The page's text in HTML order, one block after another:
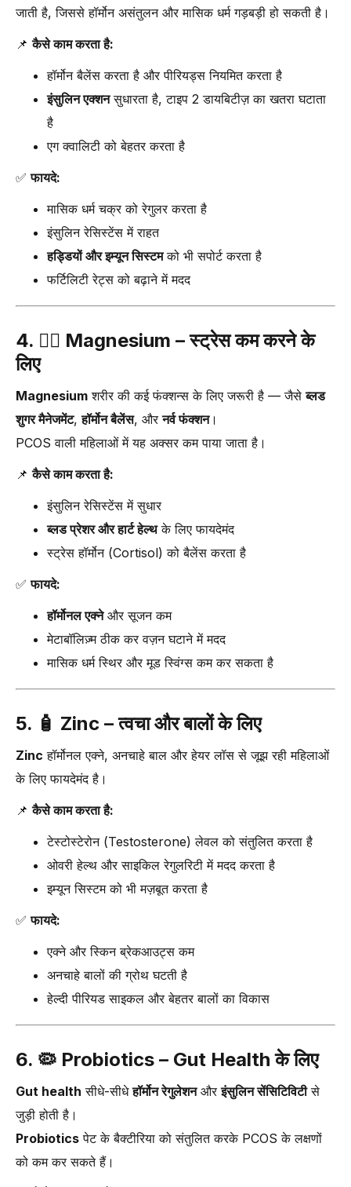
जाती है, जिससे हॉर्मोन असंतुलन और मासिक धर्म गड़बड़ी हो सकती है।
📌कैसे काम करता है:
हॉर्मोन बैलेंस करता है और पीरियड्स नियमित करता है
इंसुलिन एक्शनसुधारता है, टाइप 2 डायबिटीज़ का खतरा घटाता
है
एग क्वालिटी को बेहतर करता है
✅फायदे:
मासिक धर्म चक्र को रेगुलर करता है
इंसुलिन रेसिस्टेंस में राहत
हड्डियों और इम्यून सिस्टमको भी सपोर्ट करता है
फर्टिलिटी रेट्स को बढ़ाने में मदद
4. 🧘‍♀️ Magnesium – स्ट्रेस कम करने के
लिए
Magnesium शरीर की कई फंक्शन्स के लिए जरूरी है — जैसेब्लड
शुगर मैनेजमेंट,हॉर्मोन बैलेंस, औरनर्व फंक्शन।
PCOS वाली महिलाओं में यह अक्सर कम पाया जाता है।
📌कैसे काम करता है:
इंसुलिन रेसिस्टेंस में सुधार
ब्लड प्रेशर और हार्ट हेल्थके लिए फायदेमंद
स्ट्रेस हॉर्मोन (Cortisol) को बैलेंस करता है
✅फायदे:
हॉर्मोनल एक्नेऔर सूजन कम
मेटाबॉलिज़्म ठीक कर वज़न घटाने में मदद
मासिक धर्म स्थिर और मूड स्विंग्स कम कर सकता है
5. 🧴 Zinc – त्वचा और बालों के लिए
Zinc हॉर्मोनल एक्ने, अनचाहे बाल और हेयर लॉस से जूझ रही महिलाओं
के लिए फायदेमंद है।
📌कैसे काम करता है:
टेस्टोस्टेरोन (Testosterone) लेवल को संतुलित करता है
ओवरी हेल्थ और साइकिल रेगुलरिटी में मदद करता है
इम्यून सिस्टम को भी मज़बूत करता है
✅फायदे:
एक्ने और स्किन ब्रेकआउट्स कम
अनचाहे बालों की ग्रोथ घटती है
हेल्दी पीरियड साइकल और बेहतर बालों का विकास
6. 🦠 Probiotics – Gut Health के लिए
Gut health सीधे-सीधेहॉर्मोन रेगुलेशनऔरइंसुलिन सेंसिटिविटीसे
जुड़ी होती है।
Probiotics पेट के बैक्टीरिया को संतुलित करके PCOS के लक्षणों
को कम कर सकते हैं।